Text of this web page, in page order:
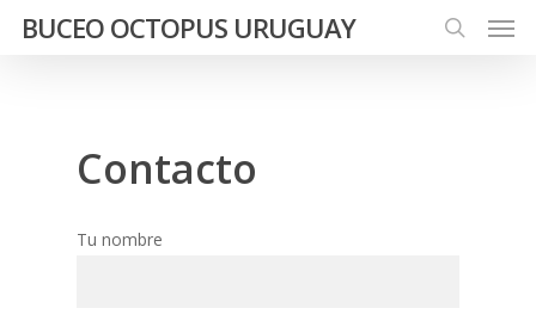
SkipBUCEO OCTOPUS URUGUAY
Contacto
Tu nombre